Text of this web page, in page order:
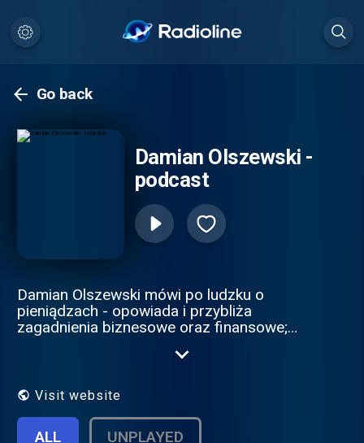
Go back
Damian Olszewski -
podcast
Damian Olszewski mówi po ludzku o
pieniądzach - opowiada i przybliża
zagadnienia biznesowe oraz finansowe;
podpowiada jak naprawdę zarabiać!
Visit website
ALL UNPLAYED